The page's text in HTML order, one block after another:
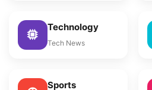
Technology
Tech News
Sports